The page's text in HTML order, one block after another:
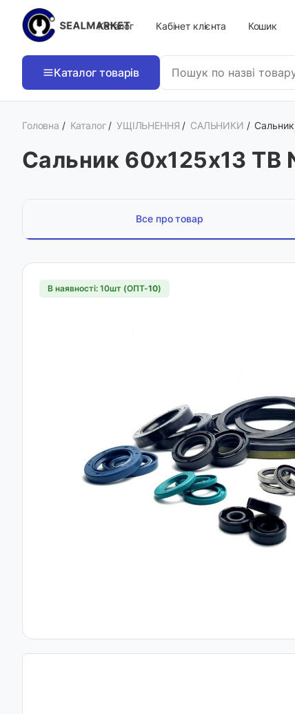
Каталог Кабінет клієнта Кошик
Каталог товарів
Головна / Каталог /УЩІЛЬНЕННЯ / САЛЬНИКИ /
Сальник 60х125х13 TB
Все про товар
В наявності: 10шт (ОПТ-10)